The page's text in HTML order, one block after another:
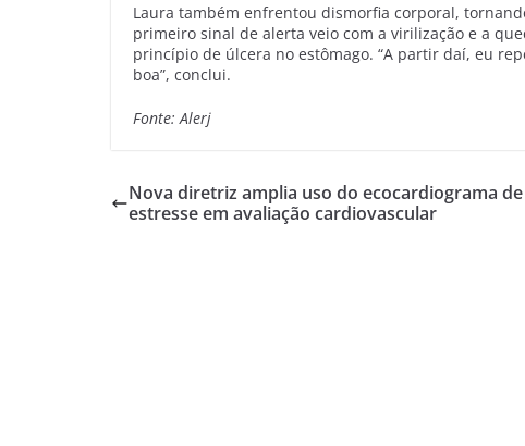
Laura também enfrentou dismorfia corporal,
primeiro sinal de alerta veio com a virilização e a
princípio de úlcera no estômago. “A partir daí, eu
boa”, conclui.
Fonte: Alerj
Nova diretriz amplia uso do ecocardiograma de
estresse em avaliação cardiovascular